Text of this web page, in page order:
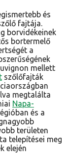
és
fajtája.
borvidékeinek
bortermelő
a
mellett
szőlőfajták
megtalálta
Napa-
és a
területen
telepítései meg
elején